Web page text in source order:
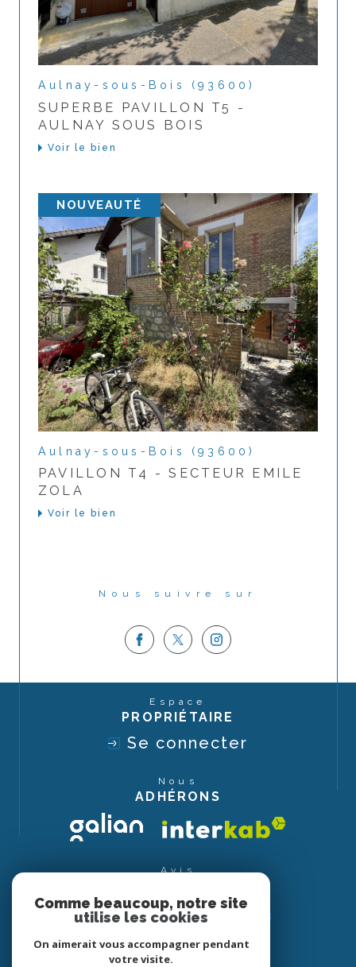
Aulnay-sous-Bois (93600)
SUPERBE PAVILLON T5 -
AULNAY SOUS BOIS
Voir le bien
NOUVEAUTÉ
Aulnay-sous-Bois (93600)
PAVILLON T4 - SECTEUR EMILE
ZOLA
Voir le bien
Nous suivre sur
Espace
PROPRIÉTAIRE
Se connecter
Nous
ADHÉRONS
Avis
Comme beaucoup, notre site
utilise les cookies
On aimerait vous accompagner pendant
votre visite.